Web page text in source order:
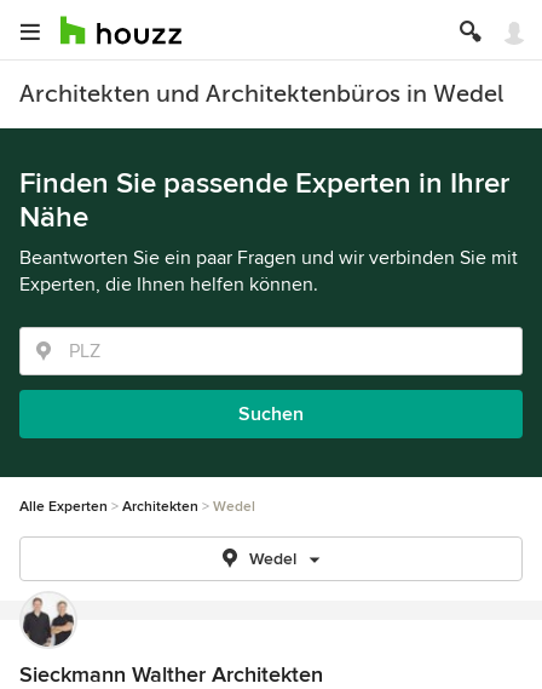
Architekten und Architektenbüros in Wedel
Finden Sie passende Experten in Ihrer
Nähe
Beantworten Sie ein paar Fragen und wir verbinden Sie mit
Experten, die Ihnen helfen können.
Suchen
Alle Experten Architekten Wedel
Wedel
Sieckmann Walther Architekten